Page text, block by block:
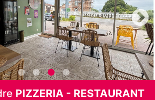
PIZZERIA - RESTAURANT